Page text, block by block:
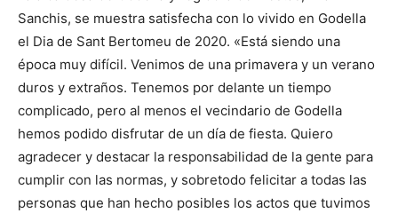
Sanchis, se muestra satisfecha con lo vivido en Godella
el Dia de Sant Bertomeu de 2020. «Está siendo una
época muy difícil. Venimos de una primavera y un verano
duros y extraños. Tenemos por delante un tiempo
complicado, pero al menos el vecindario de Godella
hemos podido disfrutar de un día de fiesta. Quiero
agradecer y destacar la responsabilidad de la gente para
cumplir con las normas, y sobretodo felicitar a todas las
personas que han hecho posibles los actos que tuvimos